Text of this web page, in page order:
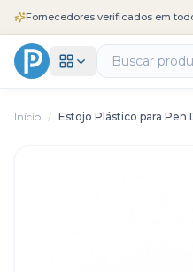
Início / Estojo Plástico para Pen